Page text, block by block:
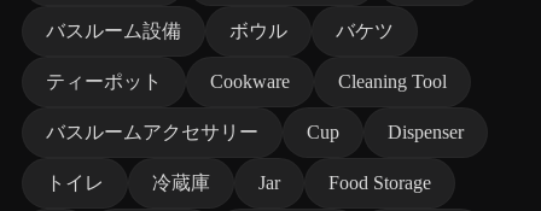
バスルーム設備 ボウル バケツ
ティーポット Cookware Cleaning Tool
バスルームアクセサリー Cup Dispenser
トイレ 冷蔵庫 Jar Food Storage